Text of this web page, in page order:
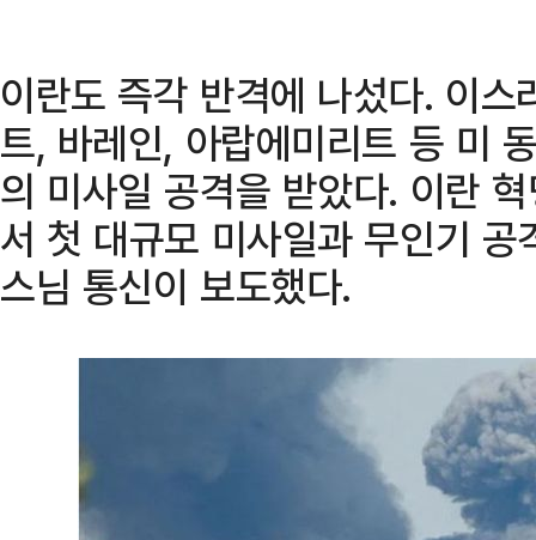
이란도 즉각 반격에 나섰다. 이
트, 바레인, 아랍에미리트 등 미
의 미사일 공격을 받았다. 이란
서 첫 대규모 미사일과 무인기
스님 통신이 보도했다.